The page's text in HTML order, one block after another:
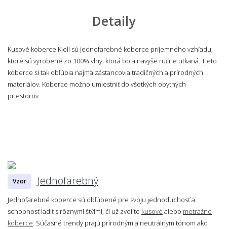
Detaily
Kusové koberce Kjell sú jednofarebné koberce príjemného vzhľadu,
ktoré sú vyrobené zo 100% vlny, ktorá bola navyše ručne utkaná. Tieto
koberce si tak obľúbia najmä zástancovia tradičných a prírodných
materiálov. Koberce možno umiestniť do všetkých obytných
priestorov.
Vzor Jednofarebný
Jednofarebné koberce sú obľúbené pre svoju jednoduchosť a
schopnosť ladiť s rôznymi štýlmi, či už zvolíte kusové alebo metrážne
koberce . Súčasné trendy prajú prírodným a neutrálnym tónom ako